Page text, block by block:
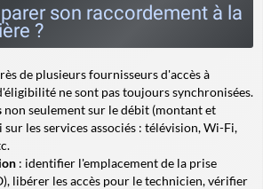
son raccordement à la
?
de plusieurs fournisseurs d'accès à
ne sont pas toujours synchronisées.
non seulement sur le débit (montant et
sur les services associés : télévision, Wi-Fi,
: identifier l'emplacement de la prise
libérer les accès pour le technicien, vérifier